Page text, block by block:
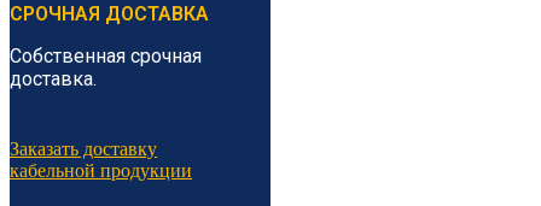
СРОЧНАЯ ДОСТАВКА
Собственная срочная
доставка.
Заказать доставку
кабельной продукции